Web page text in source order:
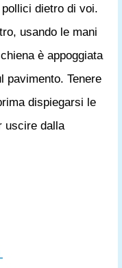
dietro di voi.
usando le mani
è appoggiata
pavimento. Tenere
dispiegarsi le
uscire dalla